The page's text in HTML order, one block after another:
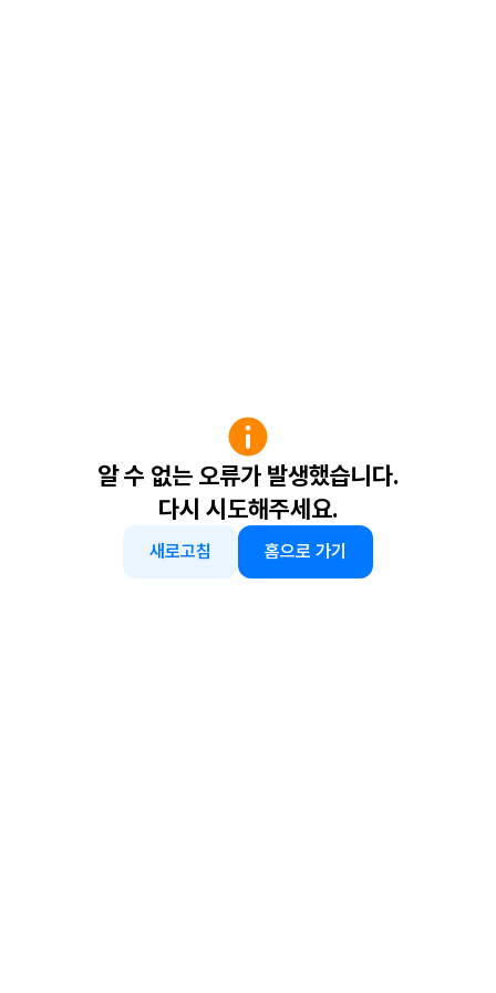
알 수 없는 오류가 발생했습니다.
다시 시도해주세요.
새로고침 홈으로 가기